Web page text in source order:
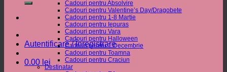
Autentificare / Înregistrare
0.00 lei
Cadouri pentru Absolvire
Cadouri pentru Valentine’s Day/Dragobete
Cadouri pentru 1-8 Martie
Cadouri pentru Iepuras
Cadouri pentru Vara
Cadouri pentru Halloween
Cadouri pentru 1 Decembrie
Cadouri pentru Toamna
Cadouri pentru Craciun
Destinatar